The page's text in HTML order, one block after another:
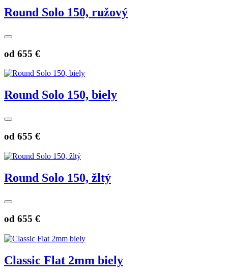
Round Solo 150, ružový
od 655 €
Round Solo 150, biely
od 655 €
Round Solo 150, žltý
od 655 €
Classic Flat 2mm biely